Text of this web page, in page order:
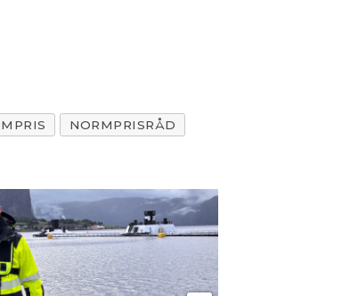
NORMPRISRÅD